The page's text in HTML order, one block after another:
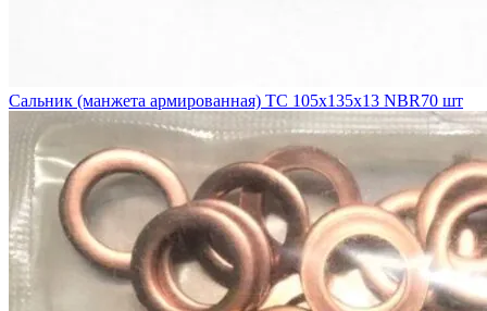
Сальник (манжета армированная) TC 105x135x13 NBR70 шт